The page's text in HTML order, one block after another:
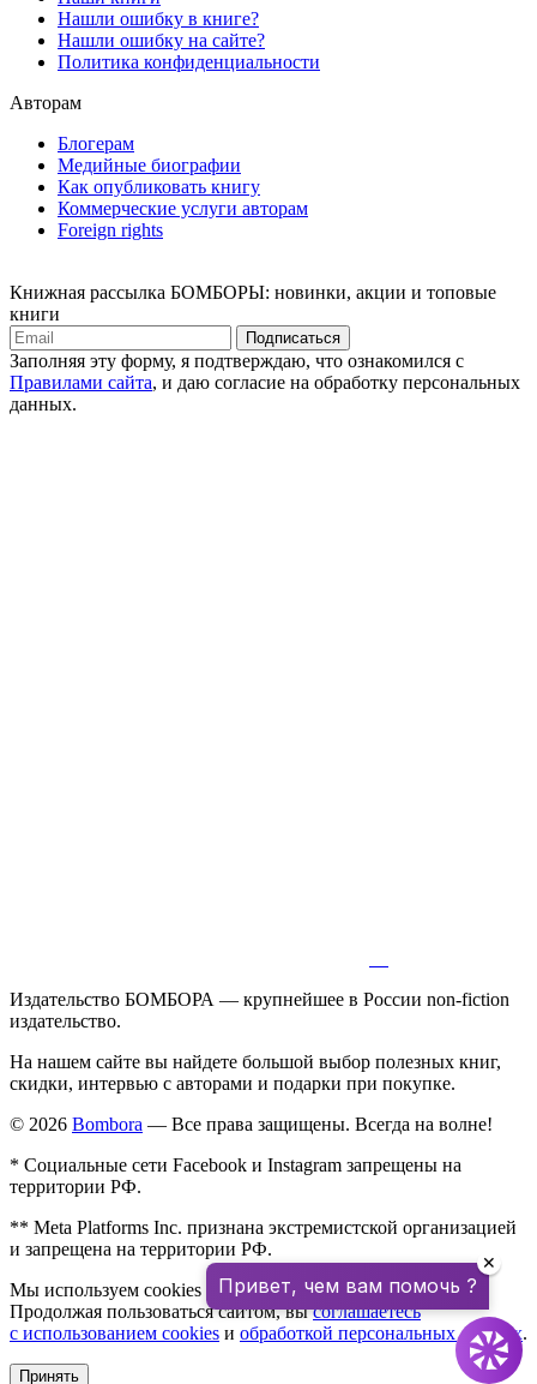
Нашли ошибку в книге?
Нашли ошибку на сайте?
Политика конфиденциальности
Авторам
Блогерам
Медийные биографии
Как опубликовать книгу
Коммерческие услуги авторам
Foreign rights
Книжная рассылка БОМБОРЫ: новинки, акции и топовые
книги
Подписаться
Заполняя эту форму, я подтверждаю, что ознакомился с
Правилами сайта, и даю согласие на обработку персональных
данных.
Издательство БОМБОРА — крупнейшее в России non-fiction
издательство.
На нашем сайте вы найдете большой выбор полезных книг,
скидки, интервью с авторами и подарки при покупке.
© 2026 Bombora — Все права защищены. Всегда на волне!
* Социальные сети Facebook и Instagram запрещены на
территории РФ.
** Meta Platforms Inc. признана экстремистской организацией
и запрещена на территории РФ.
Мы используем cookies для улучшения работы сайта.
Продолжая пользоваться сайтом, высоглашаетесь
с использованием cookies и обработкой персональных данных.
Принять
Привет, чем вам помочь ?
✕